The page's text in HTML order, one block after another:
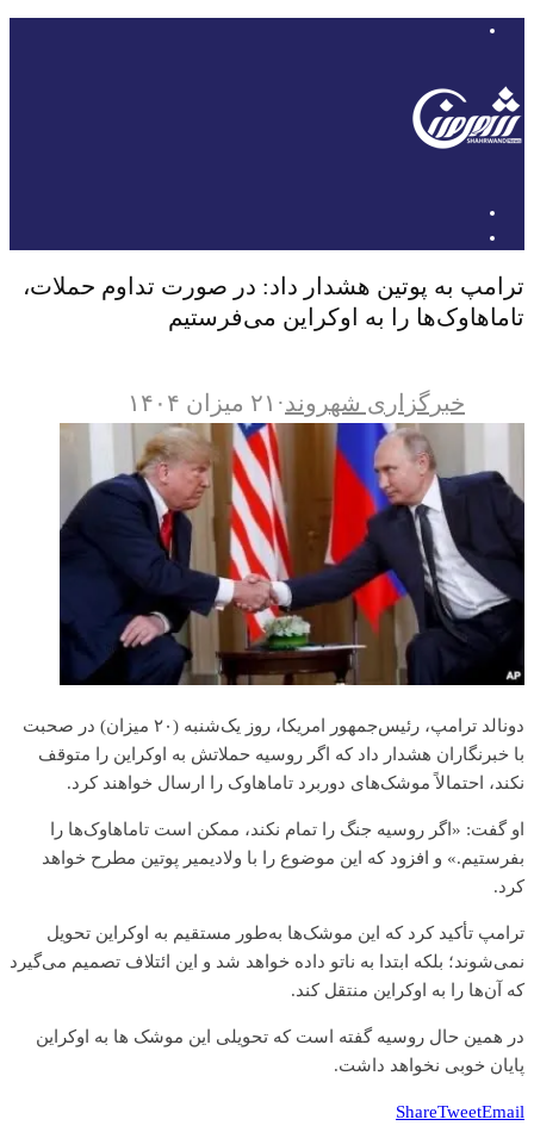
ترامپ به پوتین هشدار داد: در صورت تداوم حملات،
تاماهاوک‌ها را به اوکراین می‌فرستیم
خبرگزاری شهروند· ۲۱ میزان ۱۴۰۴
دونالد ترامپ، رئیس‌جمهور امریکا، روز یک‌شنبه (۲۰ میزان) در صحبت
با خبرنگاران هشدار داد که اگر روسیه حملاتش به اوکراین را متوقف
نکند، احتمالاً موشک‌های دوربرد تاماهاوک را ارسال خواهند کرد.
او گفت: «اگر روسیه جنگ را تمام نکند، ممکن است تاماهاوک‌ها را
بفرستیم.» و افزود که این موضوع را با ولادیمیر پوتین مطرح خواهد
کرد.
ترامپ تأکید کرد که این موشک‌ها به‌طور مستقیم به اوکراین تحویل
نمی‌شوند؛ بلکه ابتدا به ناتو داده خواهد شد و این ائتلاف تصمیم می‌گیرد
که آن‌ها را به اوکراین منتقل کند.
در همین حال روسیه گفته است که تحویلی این موشک ها‌ به اوکراین
پایان خوبی نخواهد داشت.
ShareTweetEmail